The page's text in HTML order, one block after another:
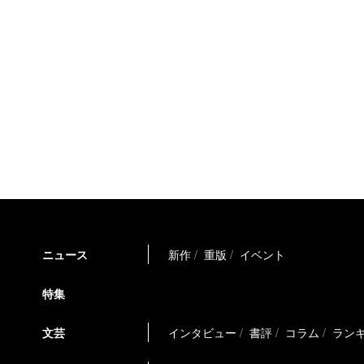
ニュース 新作 重版 イベント
特集
文芸 インタビュー 書評 コラム ラン